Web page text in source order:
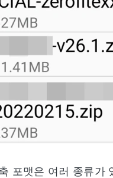
포맷은 여러 종류